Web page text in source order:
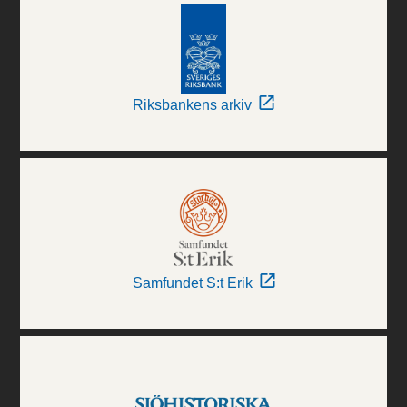
Riksbankens arkiv
Samfundet S:t Erik